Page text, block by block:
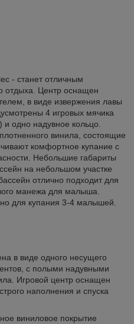
- станет отличным
отдыха. Центр оснащен
в виде извержения лавы
4 игровых мячика
одно надувное кольцо.
винила, состоящие
комфортное купание с
Небольшие габариты
на небольшом участке
отлично подходит для
манежа для малыша.
для купания 3-4 малышей.
в виде одного несущего
с полыми надувными
Игровой центр оснащен
наполнения и спуска
виниловое покрытие